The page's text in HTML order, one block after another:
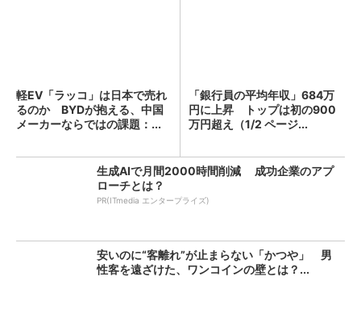
軽EV「ラッコ」は日本で売れ
るのか BYDが抱える、中国
メーカーならではの課題：...
「銀行員の平均年収」684万
円に上昇 トップは初の900
万円超え（1/2 ページ...
生成AIで月間2000時間削減 成功企業のアプ
ローチとは？
PR(ITmedia エンタープライズ)
安いのに“客離れ”が止まらない「かつや」 男
性客を遠ざけた、ワンコインの壁とは？...